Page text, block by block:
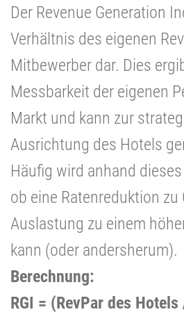
Der Revenue Generation
Verhältnis des eigenen
Mitbewerber dar. Dies
Messbarkeit der eigenen
Markt und kann zur
Ausrichtung des Hotels
Häufig wird anhand
ob eine Ratenreduktion zu
Auslastung zu einem
kann (oder andersherum).
Berechnung:
RGI = (RevPar des